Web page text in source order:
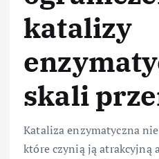
katalizy
skali
Kataliza enzymatyczna
które czynią ją atrakcyjną